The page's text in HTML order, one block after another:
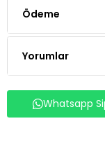
Yorumlar